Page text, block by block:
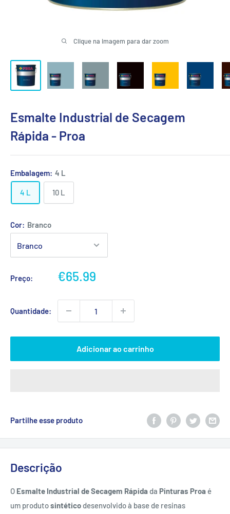
Clique na imagem para dar zoom
Esmalte Industrial de Secagem
Rápida - Proa
Embalagem: 4 L
4 L 10 L
Cor: Branco
Preço:
Preço
€65.99
Quantidade:
Adicionar ao carrinho
Partilhe esse produto
Descrição
O Esmalte Industrial de Secagem Rápida da Pinturas Proa é
um produtosintético desenvolvido à base de resinas